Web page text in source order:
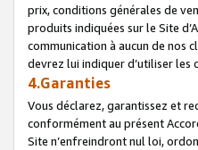
prix, conditions générales de
produits indiquées sur le Site
communication à aucun de nos
devrez lui indiquer d’utiliser les
4.Garanties
Vous déclarez, garantissez et
conformément au présent
Site n’enfreindront nul loi,